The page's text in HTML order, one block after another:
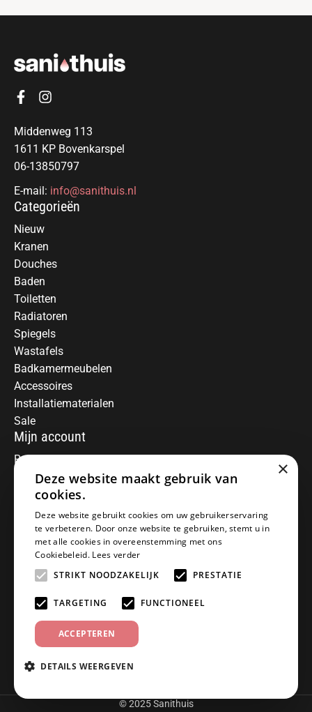
Middenweg 113
1611 KP Bovenkarspel
06-13850797
E-mail: info@sanithuis.nl
Categorieën
Nieuw
Kranen
Douches
Baden
Toiletten
Radiatoren
Spiegels
Wastafels
Badkamermeubelen
Accessoires
Installatiematerialen
Sale
Mijn account
Registreren
Mijn bestellingen
Informatie
Over ons
Algemene voorwaarden
Disclaimer
Privacy Policy
Betaalmethoden
Retourneren
Klantenservice
Offerte aanvragen
Contact
© 2025 Sanithuis
×
Deze website maakt gebruik van
cookies.
Deze website gebruikt cookies om uw gebruikerservaring
te verbeteren. Door onze website te gebruiken, stemt u in
met alle cookies in overeenstemming met ons
Cookiebeleid. Lees verder
STRIKT NOODZAKELIJK
PRESTATIE
TARGETING FUNCTIONEEL
ACCEPTEREN
DETAILS WEERGEVEN